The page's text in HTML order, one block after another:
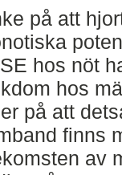
på att
hos nöt
hos
på att
finns
av